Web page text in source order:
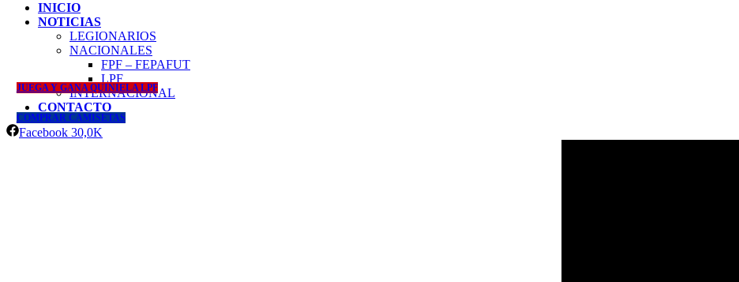
INICIO
NOTICIAS
LEGIONARIOS
NACIONALES
FPF – FEPAFUT
LPF
INTERNACIONAL
CONTACTO
JUEGA Y GANA QUINIELA LPF
COMPRAR CAMISETAS
Facebook 30,0K